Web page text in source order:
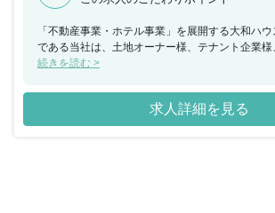
「不動産事業・ホテル事業」を展開する大和ハ
である当社は、土地オーナー様、テナント企業
から郊外まで規模は問わず不動産価値の最大化を
動産賃貸事業」「SC事業」「PM事業」「リテ
事業を行い、ワンストップでサービス提供をして
ル事業」については、都市型ホテルとして全国
続きを読む >
求人詳細を見る